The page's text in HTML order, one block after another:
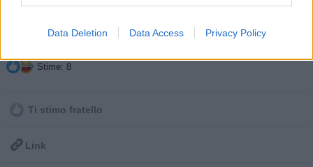
Data Deletion Data Access Privacy Policy
Stime: 8
Ti stimo fratello
 Link